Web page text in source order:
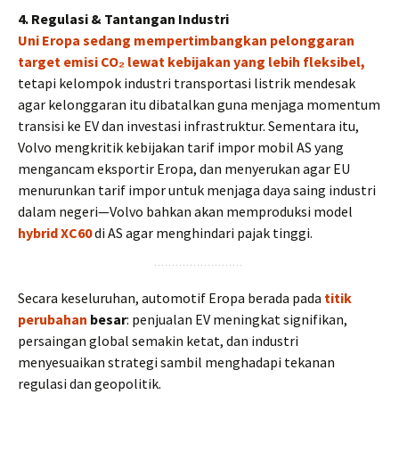
4. Regulasi & Tantangan Industri
Uni Eropa sedang mempertimbangkan pelonggaran
target emisi CO₂ lewat kebijakan yang lebih fleksibel,
tetapi kelompok industri transportasi listrik mendesak
agar kelonggaran itu dibatalkan guna menjaga momentum
transisi ke EV dan investasi infrastruktur. Sementara itu,
Volvo mengkritik kebijakan tarif impor mobil AS yang
mengancam eksportir Eropa, dan menyerukan agar EU
menurunkan tarif impor untuk menjaga daya saing industri
dalam negeri—Volvo bahkan akan memproduksi model
hybrid XC60di AS agar menghindari pajak tinggi.
Secara keseluruhan, automotif Eropa berada pada titik
perubahan besar: penjualan EV meningkat signifikan,
persaingan global semakin ketat, dan industri
menyesuaikan strategi sambil menghadapi tekanan
regulasi dan geopolitik.